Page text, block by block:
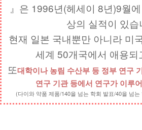
』은 1996년(헤세이 8년)9월
상의 실적이 있습
현재 일본 국내뿐만 아니라 미
세계 50개국에서 애용되
또대학이나 농림 수산부 등 정부 연구
연구 기관 등에서 연구가 이루
(다이와 약품 제품/140을 넘는 학회 발표/40을 넘